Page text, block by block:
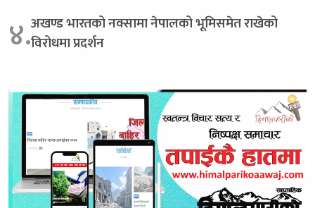
४.अखण्ड भारतको नक्सामा नेपालको भूमिसमेत राखेको
विरोधमा प्रदर्शन